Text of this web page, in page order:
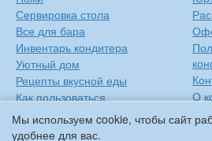
Мы используем cookie, чтобы сайт
удобнее для вас.
Сервировка стола
Все для бара
Инвентарь кондитера
Уютный дом
Рецепты вкусной еды
Как пользоваться
сковородкой
О